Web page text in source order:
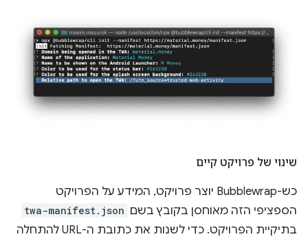
שינוי של פרויקט קיים
כש-Bubblewrap יוצר פרויקט, המידע על הפרויקט
הספציפי הזה מאוחסן בקובץ בשם twa-manifest.json
בתיקיית הפרויקט. כדי לשנות את כתובת ה-URL להתחלה